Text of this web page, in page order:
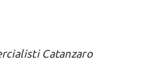
Catanzaro